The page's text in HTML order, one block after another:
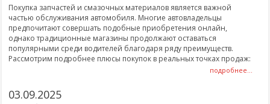
Покупка запчастей и смазочных материалов является важной
частью обслуживания автомобиля. Многие автовладельцы
предпочитают совершать подобные приобретения онлайн,
однако традиционные магазины продолжают оставаться
популярными среди водителей благодаря ряду преимуществ.
Рассмотрим подробнее плюсы покупок в реальных точках продаж:
подробнее...
03.09.2025